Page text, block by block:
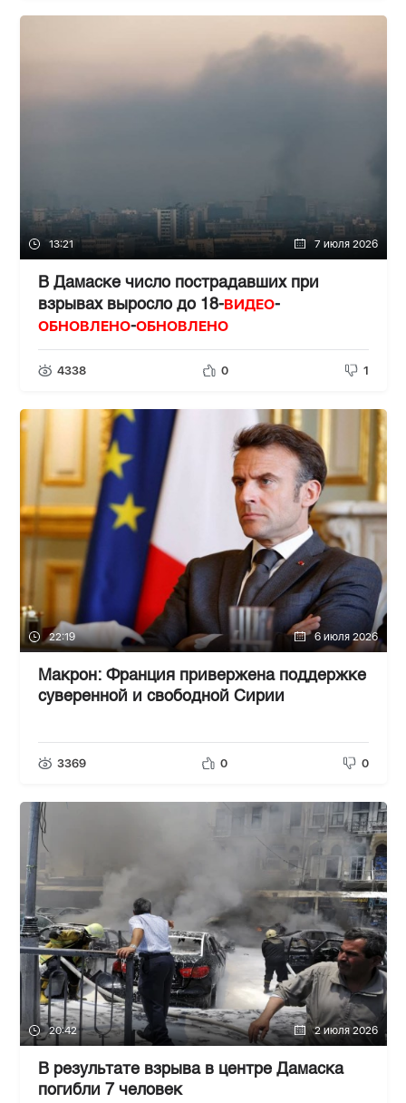
13:21 7 июля 2026
В Дамаске число пострадавших при
взрывах выросло до 18-ВИДЕО-
ОБНОВЛЕНО-ОБНОВЛЕНО
4338 0 1
22:19 6 июля 2026
Макрон: Франция привержена поддержке
суверенной и свободной Сирии
3369 0 0
20:42 2 июля 2026
В результате взрыва в центре Дамаска
погибли 7 человек